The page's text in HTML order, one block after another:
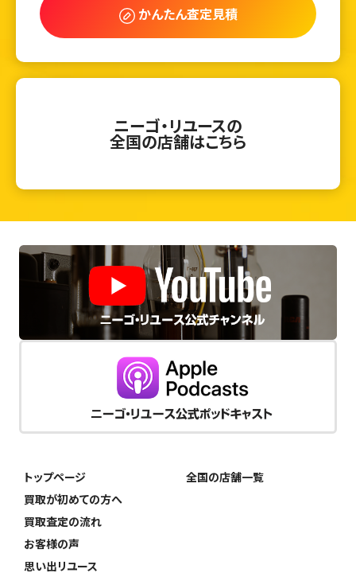
かんたん査定見積
ニーゴ・リユースの
全国の店舗はこちら
トップページ
買取が初めての方へ
買取査定の流れ
お客様の声
思い出リユース
全国の店舗一覧